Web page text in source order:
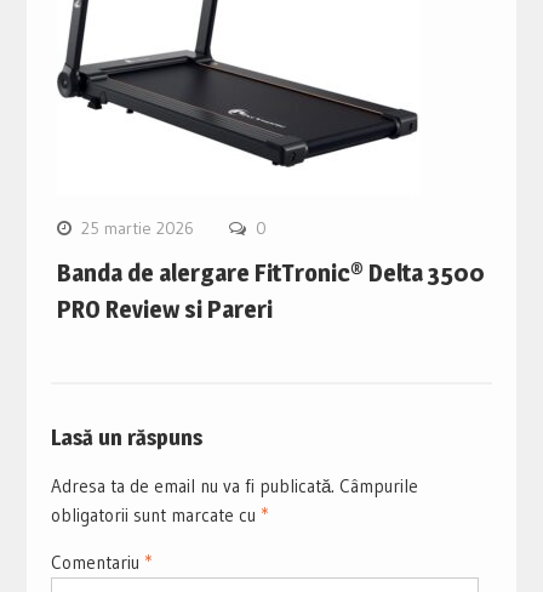
25 martie 2026 0
Banda de alergare FitTronic® Delta 3500
PRO Review si Pareri
Lasă un răspuns
Adresa ta de email nu va fi publicată. Câmpurile
obligatorii sunt marcate cu *
Comentariu *